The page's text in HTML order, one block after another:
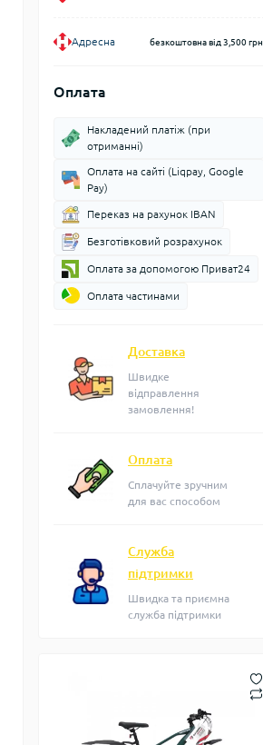
Адресна безкоштовна від 3,500 грн.
Оплата
Накладений платіж (при
отриманні)
Оплата на сайті (Liqpay, Google
Pay)
Переказ на рахунок IBAN
Безготівковий розрахунок
Оплата за допомогою Приват24
Оплата частинами
Доставка
Швидке
відправлення
замовлення!
Оплата
Сплачуйте зручним
для вас способом
Служба
підтримки
Швидка та приємна
служба підтримки